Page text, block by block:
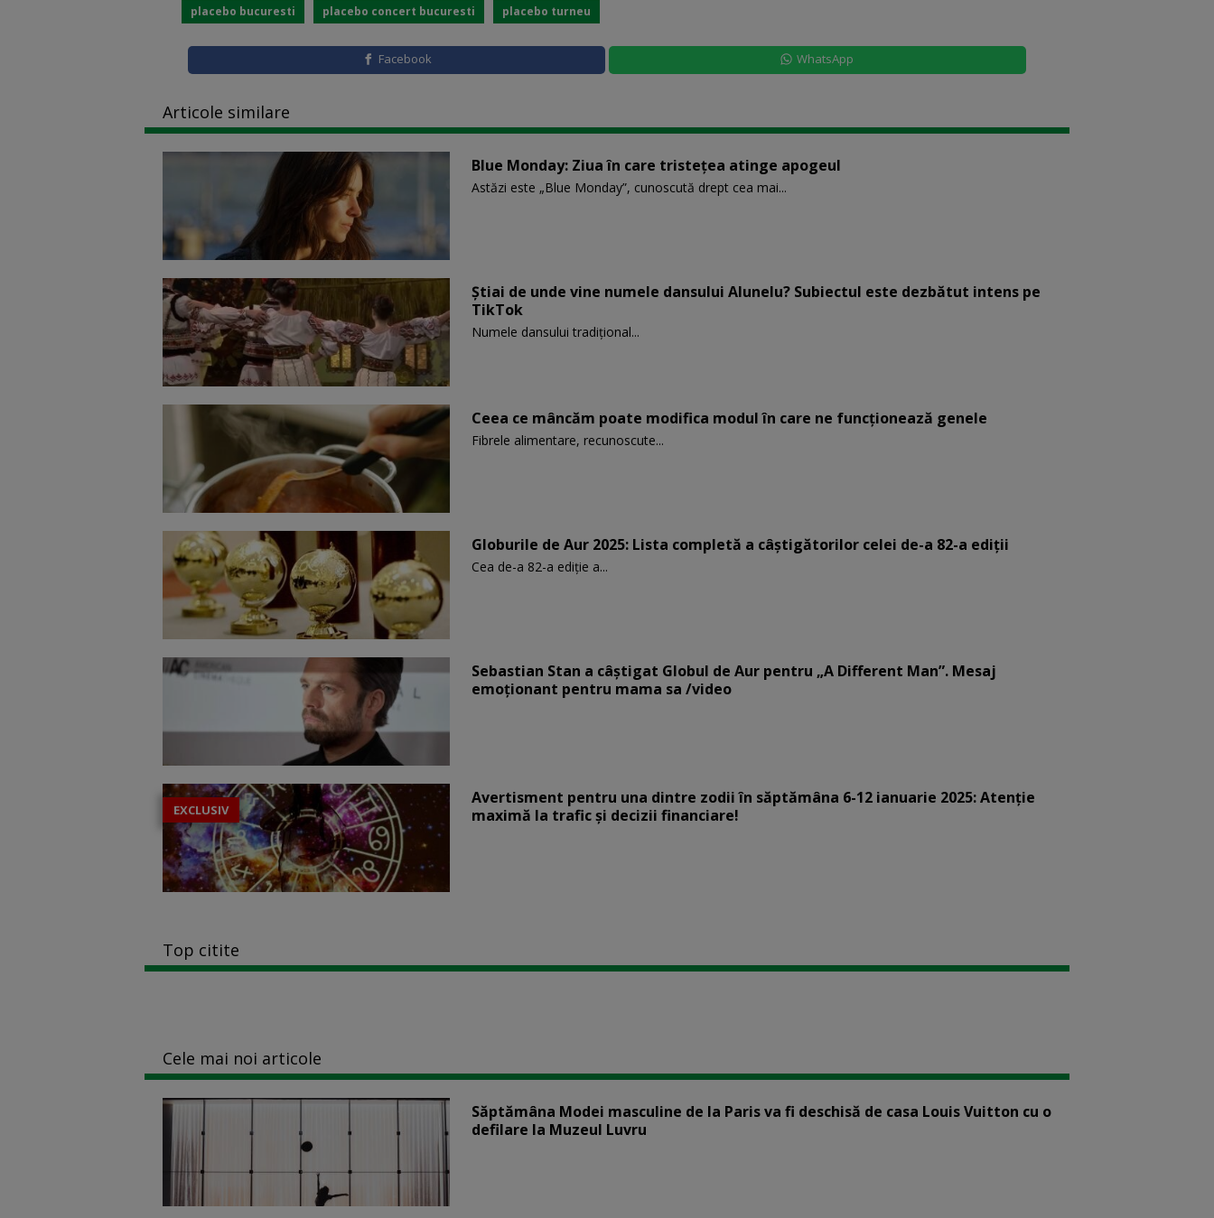
placebo bucuresti placebo concert bucuresti placebo turneu
Facebook WhatsApp
Articole similare
Blue Monday: Ziua în care tristețea atinge apogeul
Astăzi este „Blue Monday”, cunoscută drept cea mai...
Știai de unde vine numele dansului Alunelu? Subiectul este dezbătut intens pe
TikTok
Numele dansului tradițional...
Ceea ce mâncăm poate modifica modul în care ne funcţionează genele
Fibrele alimentare, recunoscute...
Globurile de Aur 2025: Lista completă a câștigătorilor celei de-a 82-a ediții
Cea de-a 82-a ediție a...
Sebastian Stan a câștigat Globul de Aur pentru „A Different Man”. Mesaj
emoționant pentru mama sa /video
EXCLUSIV
Avertisment pentru una dintre zodii în săptămâna 6-12 ianuarie 2025: Atenție
maximă la trafic și decizii financiare!
Top citite
Cele mai noi articole
Săptămâna Modei masculine de la Paris va fi deschisă de casa Louis Vuitton cu o
defilare la Muzeul Luvru